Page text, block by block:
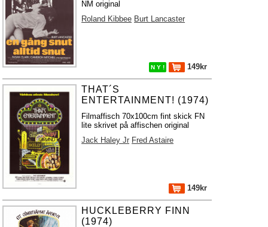
NM original
Roland Kibbee Burt Lancaster
N Y ! 149kr
THAT´S
ENTERTAINMENT! (1974)
Filmaffisch 70x100cm fint skick FN
lite skrivet på affischen original
Jack Haley Jr Fred Astaire
149kr
HUCKLEBERRY FINN
(1974)